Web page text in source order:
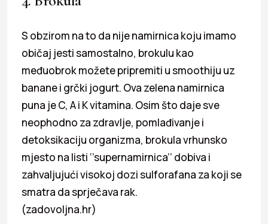
S obzirom na to da nije namirnica koju imamo
običaj jesti samostalno, brokulu kao
međuobrok možete pripremiti u smoothiju uz
banane i grčki jogurt. Ova zelena namirnica
puna je C, A i K vitamina. Osim što daje sve
neophodno za zdravlje, pomlađivanje i
detoksikaciju organizma, brokula vrhunsko
mjesto na listi ‘’supernamirnica’’ dobiva i
zahvaljujući visokoj dozi sulforafana za koji se
smatra da sprječava rak.
(zadovoljna.hr)